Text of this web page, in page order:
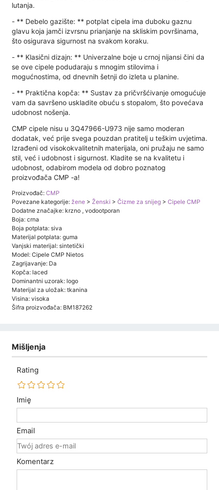
lutanja.
- ** Debelo gazište: ** potplat cipela ima duboku gaznu
glavu koja jamči izvrsnu prianjanje na skliskim površinama,
što osigurava sigurnost na svakom koraku.
- ** Klasični dizajn: ** Univerzalne boje u crnoj nijansi čini da
se ove cipele podudaraju s mnogim stilovima i
mogućnostima, od dnevnih šetnji do izleta u planine.
- ** Praktična kopča: ** Sustav za pričvršćivanje omogućuje
vam da savršeno uskladite obuću s stopalom, što povećava
udobnost nošenja.
CMP cipele nisu u 3Q47966-U973 nije samo moderan
dodatak, već prije svega pouzdan pratitelj u teškim uvjetima.
Izrađeni od visokokvalitetnih materijala, oni pružaju ne samo
stil, već i udobnost i sigurnost. Kladite se na kvalitetu i
udobnost, odabirom modela od dobro poznatog
proizvođača CMP -a!
Proizvođač: CMP
Povezane kategorije: žene > Ženski > Čizme za snijeg > Cipele CMP
Dodatne značajke: krzno , vodootporan
Boja: crna
Boja potplata: siva
Materijal potplata: guma
Vanjski materijal: sintetički
Model: Cipele CMP Nietos
Zagrijavanje: Da
Kopča: laced
Dominantni uzorak: logo
Materijal za uložak: tkanina
Visina: visoka
Šifra proizvođača: BM187262
Mišljenja
Rating
Imię
Email
Komentarz